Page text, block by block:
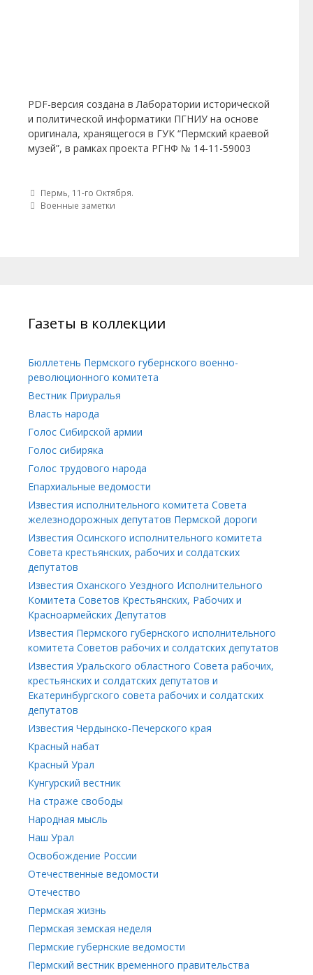
PDF-версия создана в Лаборатории исторической
и политической информатики ПГНИУ на основе
оригинала, хранящегося в ГУК “Пермский краевой
музей”, в рамках проекта РГНФ № 14-11-59003
Post navigation
Пермь, 11-го Октября.
Военные заметки
Газеты в коллекции
Бюллетень Пермского губернского военно-
революционного комитета
Вестник Приуралья
Власть народа
Голос Сибирской армии
Голос сибиряка
Голос трудового народа
Епархиальные ведомости
Известия исполнительного комитета Совета
железнодорожных депутатов Пермской дороги
Известия Осинского исполнительного комитета
Совета крестьянских, рабочих и солдатских
депутатов
Известия Оханского Уездного Исполнительного
Комитета Советов Крестьянских, Рабочих и
Красноармейских Депутатов
Известия Пермского губернского исполнительного
комитета Советов рабочих и солдатских депутатов
Известия Уральского областного Совета рабочих,
крестьянских и солдатских депутатов и
Екатеринбургского совета рабочих и солдатских
депутатов
Известия Чердынско-Печерского края
Красный набат
Красный Урал
Кунгурский вестник
На страже свободы
Народная мысль
Наш Урал
Освобождение России
Отечественные ведомости
Отечество
Пермская жизнь
Пермская земская неделя
Пермские губернские ведомости
Пермский вестник временного правительства